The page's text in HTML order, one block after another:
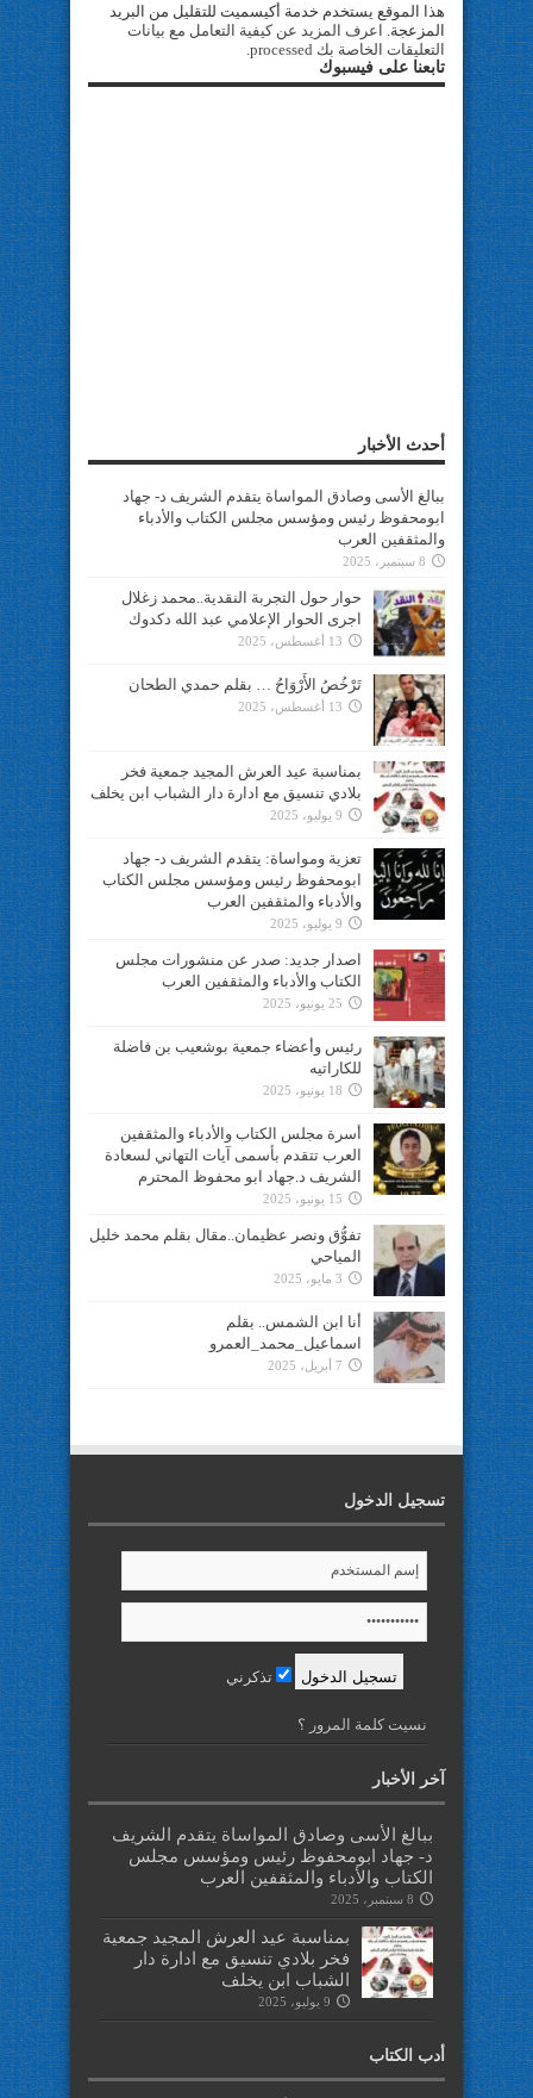
هذا الموقع يستخدم خدمة أكيسميت للتقليل من البريد
المزعجة.
اعرف المزيد عن كيفية التعامل مع بيانات
التعليقات الخاصة بك processed
تابعنا على فيسبوك
أحدث الأخبار
ببالغ الأسى وصادق المواساة يتقدم الشريف د- جهاد
ابومحفوظ رئيس ومؤسس مجلس الكتاب والأدباء
والمثقفين العرب
8 سبتمبر، 2025
حوار حول التجربة النقدية..محمد زغلال
اجرى الحوار الإعلامي عبد الله دكدوك
13 أغسطس، 2025
تَرْخُصُ الأَرْوَاحُ … بقلم حمدي الطحان
13 أغسطس، 2025
بمناسبة عيد العرش المجيد جمعية فخر
بلادي تنسيق مع ادارة دار الشباب ابن يخلف
9 يوليو، 2025
تعزية ومواساة: يتقدم الشريف د- جهاد
ابومحفوظ رئيس ومؤسس مجلس الكتاب
والأدباء والمثقفين العرب
9 يوليو، 2025
اصدار جديد: صدر عن منشورات مجلس
الكتاب والأدباء والمثقفين العرب
25 يونيو، 2025
رئيس وأعضاء جمعية بوشعيب بن فاضلة
للكاراتيه
18 يونيو، 2025
أسرة مجلس الكتاب والأدباء والمثقفين
العرب تتقدم بأسمى آيات التهاني لسعادة
الشريف د.جهاد ابو محفوظ المحترم
15 يونيو، 2025
تفوُّق ونصر عظيمان..مقال بقلم محمد خليل
المياحي
3 مايو، 2025
أنا ابن الشمس.. بقلم
اسماعيل_محمد_العمرو
7 أبريل، 2025
تسجيل الدخول
تذكرني
نسيت كلمة المرور ؟
آخر الأخبار
ببالغ الأسى وصادق المواساة يتقدم الشريف
د- جهاد ابومحفوظ رئيس ومؤسس مجلس
الكتاب والأدباء والمثقفين العرب
8 سبتمبر، 2025
بمناسبة عيد العرش المجيد جمعية
فخر بلادي تنسيق مع ادارة دار
الشباب ابن يخلف
9 يوليو، 2025
أدب الكتاب